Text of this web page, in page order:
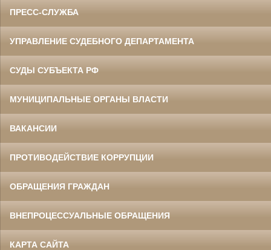
ПРЕСС-СЛУЖБА
УПРАВЛЕНИЕ СУДЕБНОГО ДЕПАРТАМЕНТА
СУДЫ СУБЪЕКТА РФ
МУНИЦИПАЛЬНЫЕ ОРГАНЫ ВЛАСТИ
ВАКАНСИИ
ПРОТИВОДЕЙСТВИЕ КОРРУПЦИИ
ОБРАЩЕНИЯ ГРАЖДАН
ВНЕПРОЦЕССУАЛЬНЫЕ ОБРАЩЕНИЯ
КАРТА САЙТА